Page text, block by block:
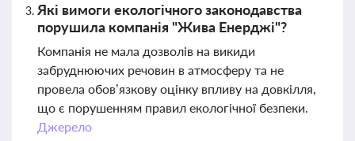
Які вимоги екологічного законодавства
порушила компанія "Жива Енерджі"?
Компанія не мала дозволів на викиди
забруднюючих речовин в атмосферу та не
провела обов’язкову оцінку впливу на довкілля,
що є порушенням правил екологічної безпеки.
Джерело